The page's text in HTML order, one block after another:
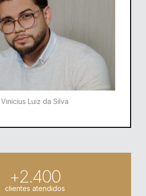
Vinicius Luiz da Silva
+2.400
clientes atendidos